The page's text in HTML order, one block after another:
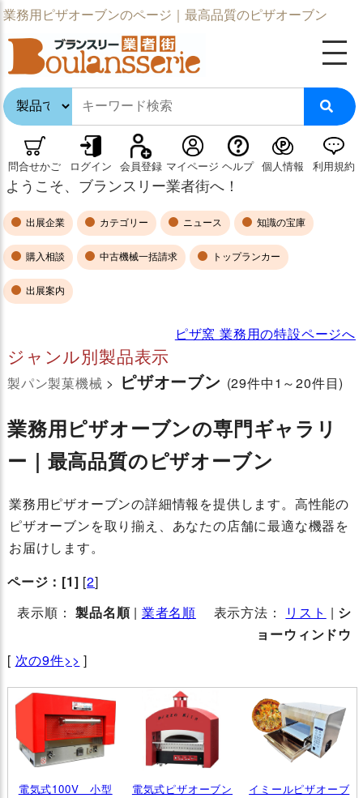
業務用ピザオーブンのページ｜最高品質のピザオーブン
問合せかご ログイン 会員登録 マイページ ヘルプ 個人情報 利用規約
ようこそ、ブランスリー業者街へ！
出展企業 カテゴリー ニュース 知識の宝庫
購入相談 中古機械一括請求 トップランカー
出展案内
ピザ窯 業務用の特設ページへ
ジャンル別製品表示
製パン製菓機械 > ピザオーブン (29件中1～20件目)
業務用ピザオーブンの専門ギャラリ
ー｜最高品質のピザオーブン
業務用ピザオーブンの詳細情報を提供します。高性能の
ピザオーブンを取り揃え、あなたの店舗に最適な機器を
お届けします。
ページ： [1] [2]
表示順：製品名順| 業者名順 表示方法： リスト | シ
ョーウィンドウ
[ 次の9件>> ]
電気式100V 小型
電気式ピザオーブン
イミールピザオーブ